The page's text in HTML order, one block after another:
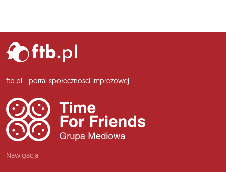
ftb.pl - portal społeczności imprezowej
Nawigacja